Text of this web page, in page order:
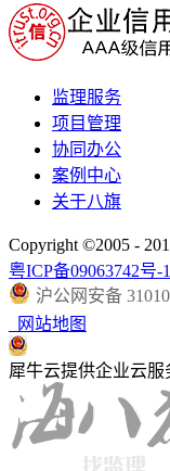
监理服务
项目管理
协同办公
案例中心
关于八旗
Copyright ©2005 -
粤ICP备09063742号-1
沪公网安备
网站地图
犀牛云提供企业云服